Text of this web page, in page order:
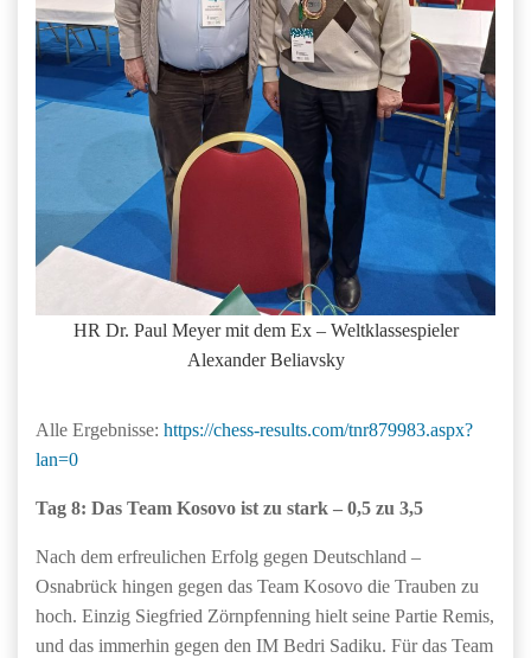
HR Dr. Paul Meyer mit dem Ex – Weltklassespieler
Alexander Beliavsky
Alle Ergebnisse: https://chess-results.com/tnr879983.aspx?
lan=0
Tag 8: Das Team Kosovo ist zu stark – 0,5 zu 3,5
Nach dem erfreulichen Erfolg gegen Deutschland –
Osnabrück hingen gegen das Team Kosovo die Trauben zu
hoch. Einzig Siegfried Zörnpfenning hielt seine Partie Remis,
und das immerhin gegen den IM Bedri Sadiku. Für das Team